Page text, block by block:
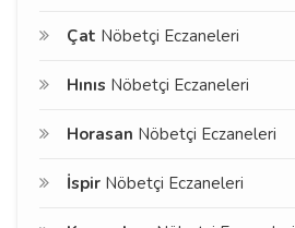
Çat Nöbetçi Eczaneleri
Hınıs Nöbetçi Eczaneleri
Horasan Nöbetçi Eczaneleri
İspir Nöbetçi Eczaneleri